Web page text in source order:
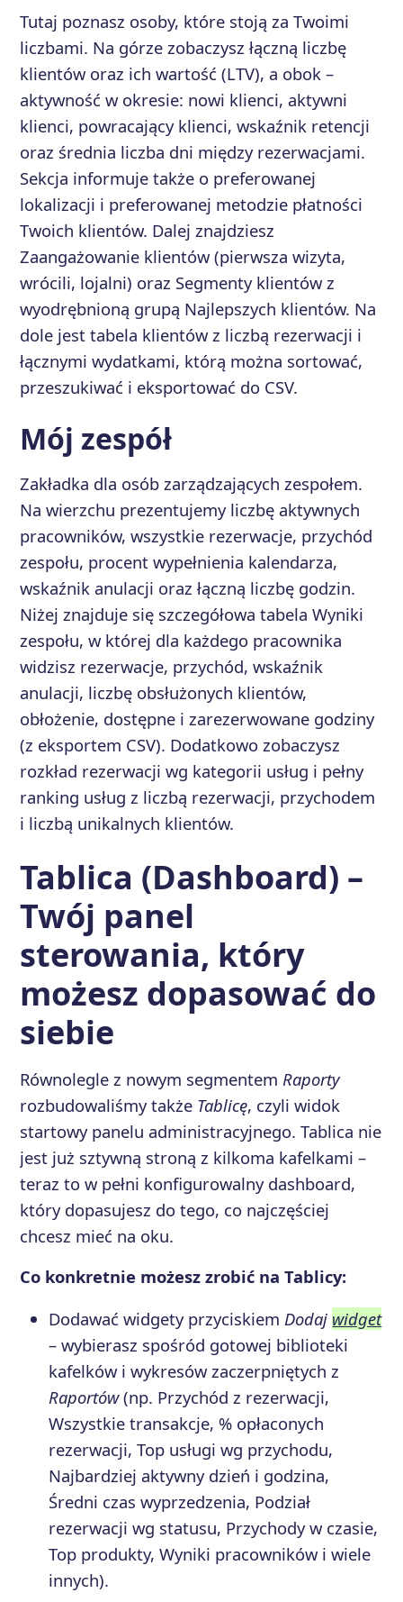
Tutaj poznasz osoby, które stoją za Twoimi
liczbami. Na górze zobaczysz łączną liczbę
klientów oraz ich wartość (LTV), a obok –
aktywność w okresie: nowi klienci, aktywni
klienci, powracający klienci, wskaźnik retencji
oraz średnia liczba dni między rezerwacjami.
Sekcja informuje także o preferowanej
lokalizacji i preferowanej metodzie płatności
Twoich klientów. Dalej znajdziesz
Zaangażowanie klientów (pierwsza wizyta,
wrócili, lojalni) oraz Segmenty klientów z
wyodrębnioną grupą Najlepszych klientów. Na
dole jest tabela klientów z liczbą rezerwacji i
łącznymi wydatkami, którą można sortować,
przeszukiwać i eksportować do CSV.
Mój zespół
Zakładka dla osób zarządzających zespołem.
Na wierzchu prezentujemy liczbę aktywnych
pracowników, wszystkie rezerwacje, przychód
zespołu, procent wypełnienia kalendarza,
wskaźnik anulacji oraz łączną liczbę godzin.
Niżej znajduje się szczegółowa tabela Wyniki
zespołu, w której dla każdego pracownika
widzisz rezerwacje, przychód, wskaźnik
anulacji, liczbę obsłużonych klientów,
obłożenie, dostępne i zarezerwowane godziny
(z eksportem CSV). Dodatkowo zobaczysz
rozkład rezerwacji wg kategorii usług i pełny
ranking usług z liczbą rezerwacji, przychodem
i liczbą unikalnych klientów.
Tablica (Dashboard) –
Twój panel
sterowania, który
możesz dopasować do
siebie
Równolegle z nowym segmentem Raporty
rozbudowaliśmy także Tablicę, czyli widok
startowy panelu administracyjnego. Tablica nie
jest już sztywną stroną z kilkoma kafelkami –
teraz to w pełni konfigurowalny dashboard,
który dopasujesz do tego, co najczęściej
chcesz mieć na oku.
Co konkretnie możesz zrobić na Tablicy:
Dodawać widgety przyciskiem Dodaj widget
– wybierasz spośród gotowej biblioteki
kafelków i wykresów zaczerpniętych z
Raportów(np. Przychód z rezerwacji,
Wszystkie transakcje, % opłaconych
rezerwacji, Top usługi wg przychodu,
Najbardziej aktywny dzień i godzina,
Średni czas wyprzedzenia, Podział
rezerwacji wg statusu, Przychody w czasie,
Top produkty, Wyniki pracowników i wiele
innych).